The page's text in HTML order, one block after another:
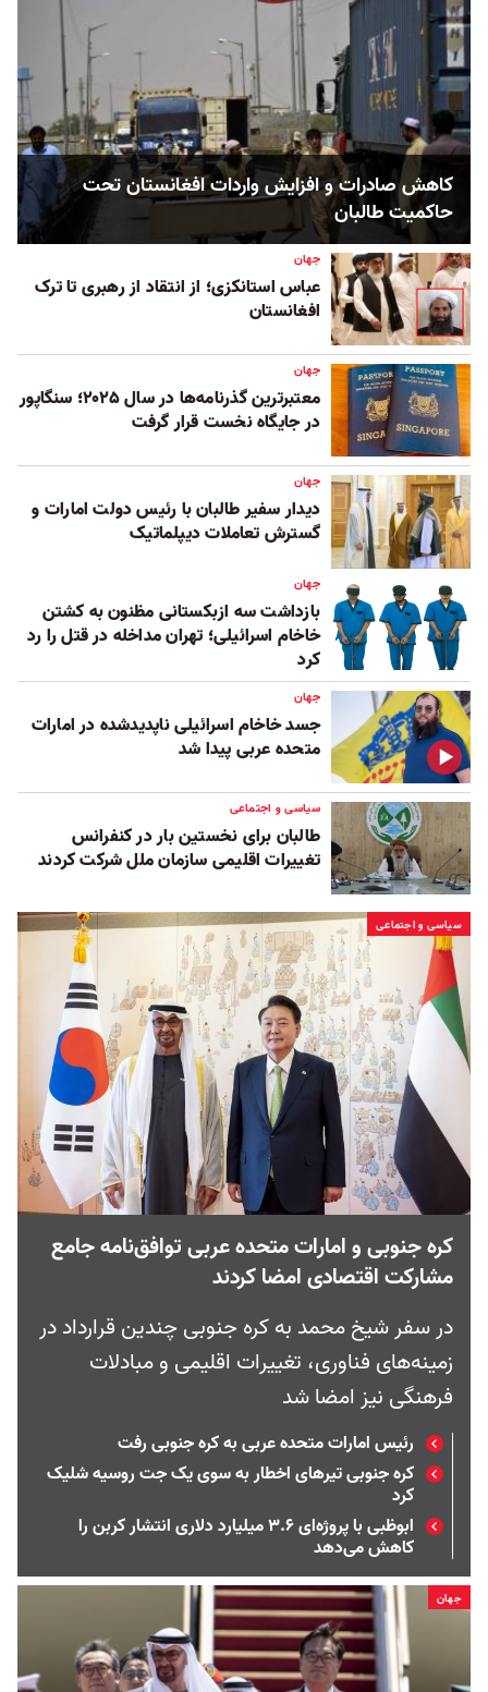
کاهش صادرات و افزایش واردات افغانستان تحت
حاکمیت طالبان
جهان
عباس استانکزی؛ از انتقاد از رهبری تا ترک
افغانستان
جهان
معتبرترین گذرنامه‌ها در سال ۲۰۲۵؛ سنگاپور
در جایگاه نخست قرار گرفت
جهان
دیدار سفیر طالبان با رئیس دولت امارات و
گسترش تعاملات دیپلماتیک
جهان
بازداشت سه ازبکستانی مظنون به کشتن
خاخام اسرائیلی؛ تهران مداخله در قتل را رد
کرد
جهان
جسد خاخام اسرائیلی ناپدیدشده در امارات
متحده عربی پیدا شد
سیاسی و اجتماعی
طالبان برای نخستین‌ بار در کنفرانس
تغییرات اقلیمی سازمان ملل شرکت کردند
سیاسی و اجتماعی
کره‌ جنوبی و امارات متحده عربی توافق‌نامه جامع
مشارکت اقتصادی امضا کردند
در سفر شیخ محمد به کره جنوبی چندین قرارداد در
زمینه‌های فناوری، تغییرات اقلیمی و مبادلات
فرهنگی نیز امضا شد
رئیس امارات متحده عربی به کره جنوبی رفت
کره جنوبی تیرهای اخطار به سوی یک جت روسیه شلیک
کرد
ابوظبی با پروژه‌ای ۳.۶ میلیارد دلاری انتشار کربن را
کاهش می‌دهد
جهان